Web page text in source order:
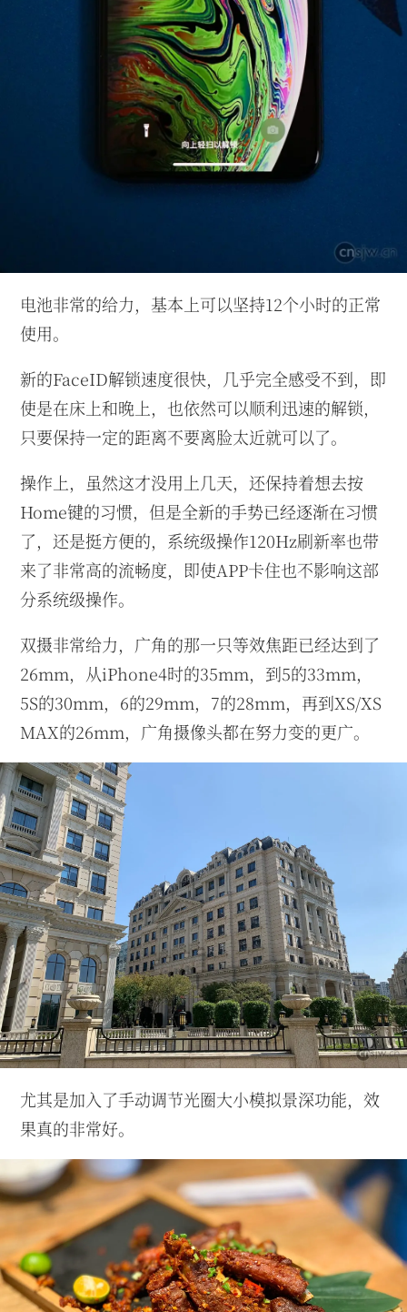
电池非常的给力，基本上可以坚持12个小时的正常
使用。
新的FaceID解锁速度很快，几乎完全感受不到，即
使是在床上和晚上，也依然可以顺利迅速的解锁，
只要保持一定的距离不要离脸太近就可以了。
操作上，虽然这才没用上几天，还保持着想去按
Home键的习惯，但是全新的手势已经逐渐在习惯
了，还是挺方便的，系统级操作120Hz刷新率也带
来了非常高的流畅度，即使APP卡住也不影响这部
分系统级操作。
双摄非常给力，广角的那一只等效焦距已经达到了
26mm，从iPhone4时的35mm，到5的33mm，
5S的30mm，6的29mm，7的28mm，再到XS/XS
MAX的26mm，广角摄像头都在努力变的更广。
尤其是加入了手动调节光圈大小模拟景深功能，效
果真的非常好。